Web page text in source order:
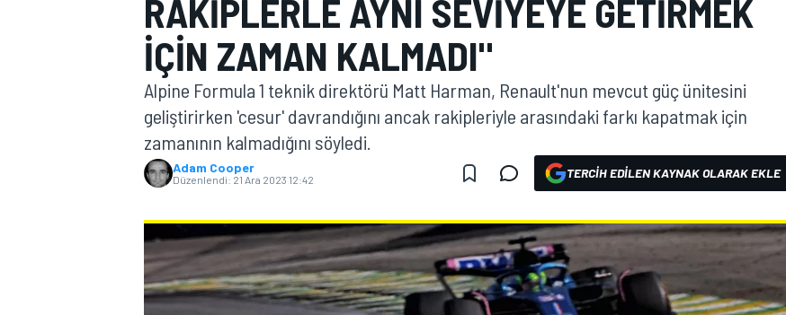
MOTOGP
WORLD SUPERBIKE
RAKIPLERLE AYNI SEVIYEYE GETIRMEK
IÇIN ZAMAN KALMADI"
Alpine Formula 1 teknik direktörü Matt Harman, Renault'nun mevcut güç ünitesini
geliştirirken 'cesur' davrandığını ancak rakipleriyle arasındaki farkı kapatmak için
zamanının kalmadığını söyledi.
Adam Cooper
Düzenlendi: 21 Ara 2023 12:42 TERCIH EDILEN KAYNAK OLARAK EKLE